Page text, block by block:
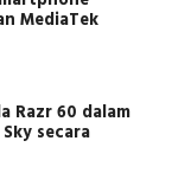
MediaTek
Razr 60 dalam
secara